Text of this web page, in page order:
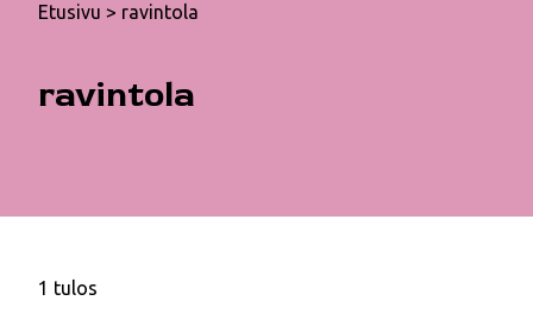
Etusivu > ravintola
ravintola
1 tulos